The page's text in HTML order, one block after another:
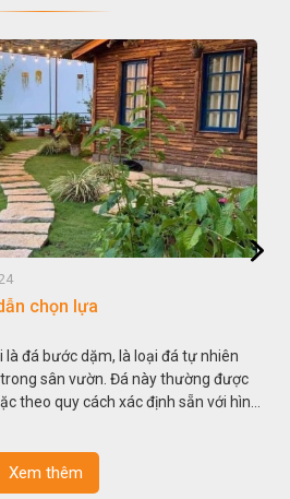
chọn lựa
đá bước dặm, là loại đá tự nhiên
sân vườn. Đá này thường được
theo quy cách xác định sẵn với hình
có độ dày khác nhau.
Xem thêm